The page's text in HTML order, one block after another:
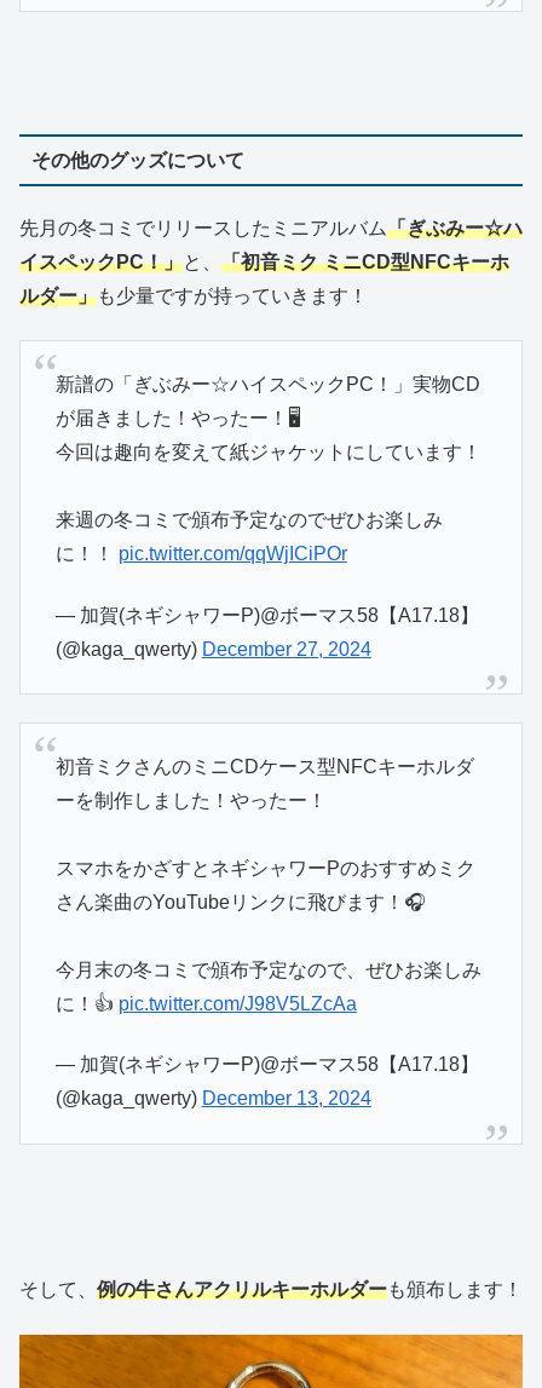
その他のグッズについて
先月の冬コミでリリースしたミニアルバム「ぎぶみー☆ハ
イスペックPC！」と、 「初音ミク ミニCD型NFCキーホ
ルダー」も少量ですが持っていきます！
新譜の「ぎぶみー☆ハイスペックPC！」実物CD
が届きました！やったー！🖥️
今回は趣向を変えて紙ジャケットにしています！
来週の冬コミで頒布予定なのでぜひお楽しみ
に！！ pic.twitter.com/qqWjICiPOr
— 加賀(ネギシャワーP)@ボーマス58【A17.18】
(@kaga_qwerty) December 27, 2024
初音ミクさんのミニCDケース型NFCキーホルダ
ーを制作しました！やったー！
スマホをかざすとネギシャワーPのおすすめミク
さん楽曲のYouTubeリンクに飛びます！🎧
今月末の冬コミで頒布予定なので、ぜひお楽しみ
に！👍 pic.twitter.com/J98V5LZcAa
— 加賀(ネギシャワーP)@ボーマス58【A17.18】
(@kaga_qwerty) December 13, 2024
そして、 例の牛さんアクリルキーホルダーも頒布します！